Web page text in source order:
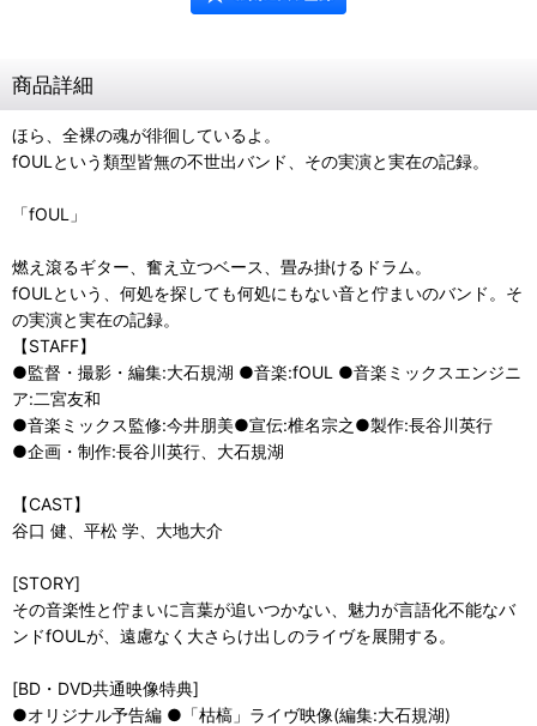
商品詳細
ほら、全裸の魂が徘徊しているよ。
fOULという類型皆無の不世出バンド、その実演と実在の記録。
「fOUL」
燃え滾るギター、奮え立つベース、畳み掛けるドラム。
fOULという、何処を探しても何処にもない音と佇まいのバンド。そ
の実演と実在の記録。
【STAFF】
●監督・撮影・編集:大石規湖 ●音楽:fOUL ●音楽ミックスエンジニ
ア:二宮友和
●音楽ミックス監修:今井朋美●宣伝:椎名宗之●製作:長谷川英行
●企画・制作:長谷川英行、大石規湖
【CAST】
谷口 健、平松 学、大地大介
[STORY]
その音楽性と佇まいに言葉が追いつかない、魅力が言語化不能なバ
ンドfOULが、遠慮なく大さらけ出しのライヴを展開する。
[BD・DVD共通映像特典]
●オリジナル予告編 ●「枯槁」ライヴ映像(編集:大石規湖)